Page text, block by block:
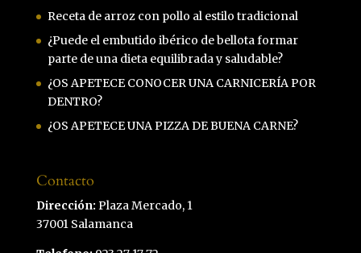
Receta de arroz con pollo al estilo tradicional
¿Puede el embutido ibérico de bellota formar
parte de una dieta equilibrada y saludable?
¿OS APETECE CONOCER UNA CARNICERÍA POR
DENTRO?
¿OS APETECE UNA PIZZA DE BUENA CARNE?
Contacto
Dirección: Plaza Mercado, 1
37001 Salamanca